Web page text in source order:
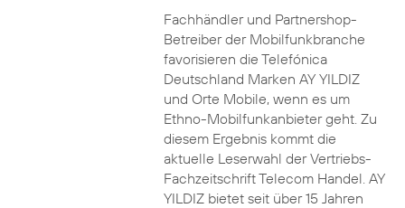
Fachhändler und Partnershop-
Betreiber der Mobilfunkbranche
favorisieren die Telefónica
Deutschland Marken AY YILDIZ
und Orte Mobile, wenn es um
Ethno-Mobilfunkanbieter geht. Zu
diesem Ergebnis kommt die
aktuelle Leserwahl der Vertriebs-
Fachzeitschrift Telecom Handel. AY
YILDIZ bietet seit über 15 Jahren